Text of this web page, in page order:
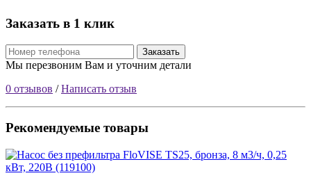
Заказать в 1 клик
Заказать
Мы перезвоним Вам и уточним детали
0 отзывов /Написать отзыв
Рекомендуемые товары